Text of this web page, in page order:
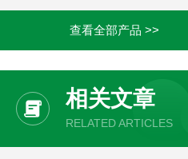
查看全部产品 >>
相关文章
RELATED ARTICLES